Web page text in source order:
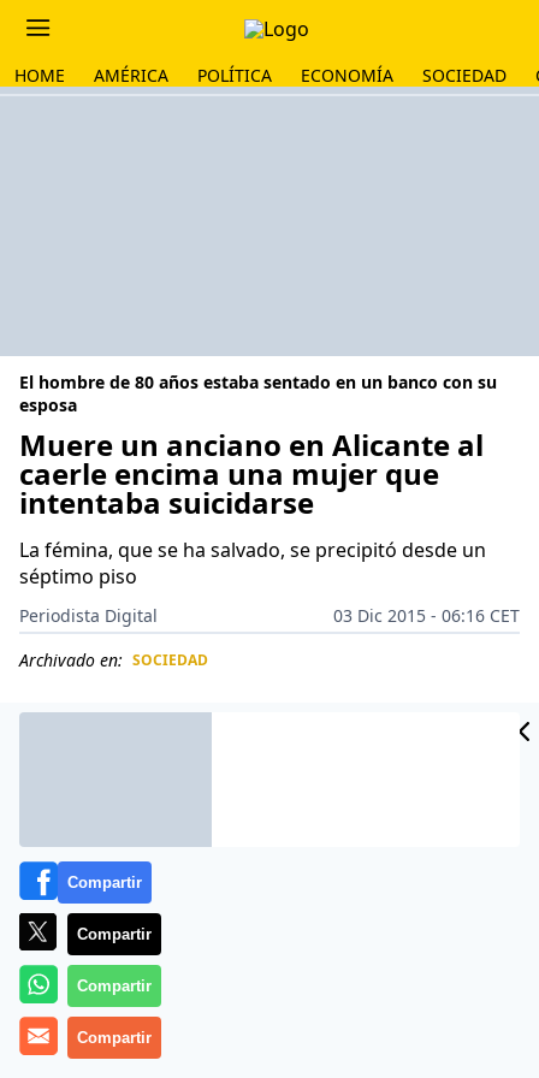
HOME AMÉRICA POLÍTICA ECONOMÍA SOCIEDAD
El hombre de 80 años estaba sentado en un banco con su
esposa
Muere un anciano en Alicante al
caerle encima una mujer que
intentaba suicidarse
La fémina, que se ha salvado, se precipitó desde un
séptimo piso
Periodista Digital
03 Dic 2015 - 06:16 CET
Archivado en: SOCIEDAD
Un hombre de 80 años ha fallecido este miércoles 2 de
Compartir
Compartir
Compartir
Compartir